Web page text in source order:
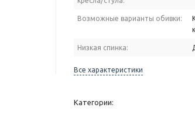
Возможные варианты обивки:
Низкая спинка:
Все характеристики
Категории: